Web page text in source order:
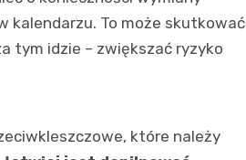
kalendarzu. To może skutkować
tym idzie – zwiększać ryzyko
które należy